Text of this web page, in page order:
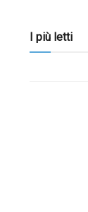
I più letti